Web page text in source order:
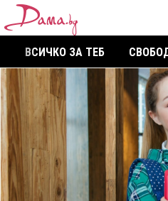
ВСИЧКО ЗА ТЕБ